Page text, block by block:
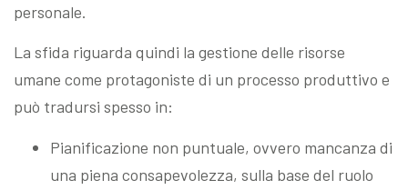
personale.
La sfida riguarda quindi la gestione delle risorse
umane come protagoniste di un processo produttivo e
può tradursi spesso in:
Pianificazione non puntuale, ovvero mancanza di
una piena consapevolezza, sulla base del ruolo